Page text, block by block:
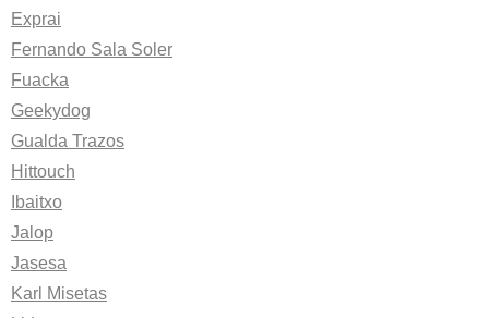
Exprai
Fernando Sala Soler
Fuacka
Geekydog
Gualda Trazos
Hittouch
Ibaitxo
Jalop
Jasesa
Karl Misetas